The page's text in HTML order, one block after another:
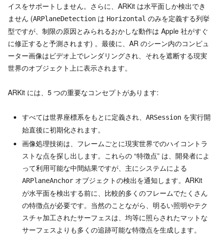
イスをサポートしません。さらに、ARKit は水平面しか検出でき
ません (ARPlaneDetection は Horizontal のみを定義する列挙
型ですが、制限の原因とみられるおかしな動作は Apple 社がすぐ
に修正すると予測されます) 。最後に、AR のシーン内のコンピュ
ーター画像はビデオ上でレンダリングされ、それを遮断する現実
世界のオブジェクト上に表示されます。
ARKit には、5 つの重要なコンセプトがあります:
すべては世界座標系をもとに定義され、 ARSessionを実行開
始直後に初期化されます。
画像処理技術は、フレームごとに現実世界でのハイコントラ
ストな点を探し出します。これらの “特徴点” は、開発者によ
って利用可能な中間結果ですが、主にシステムによる
ARPlaneAnchorオブジェクトの検出を通知します。ARKit
が水平面を検出する前に、比較的多くのフレームでたくさん
の特徴点が必要です。当然のことながら、明るい照明やテク
スチャ加工されたサーフェスは、均等に照らされたマットな
サーフェスよりも多くの追跡可能な特徴点を生成します。